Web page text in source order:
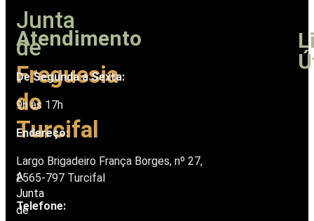
Junta
de
Freguesia
do
Turcifal
A
Junta
de
Atendimento
De Segunda a Sexta:
9h às 17h
Endereço:
Largo Brigadeiro França Borges, nº 27,
2565-797 Turcifal
Telefone: